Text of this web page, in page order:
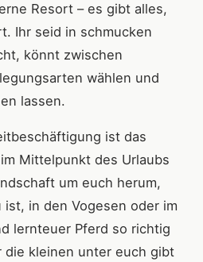
Resort – es gibt alles,
Ihr seid in schmucken
könnt zwischen
wählen und
lassen.
ist das
Mittelpunkt des Urlaubs
um euch herum,
ist, in den Vogesen oder im
lernteuer Pferd so richtig
die kleinen unter euch gibt